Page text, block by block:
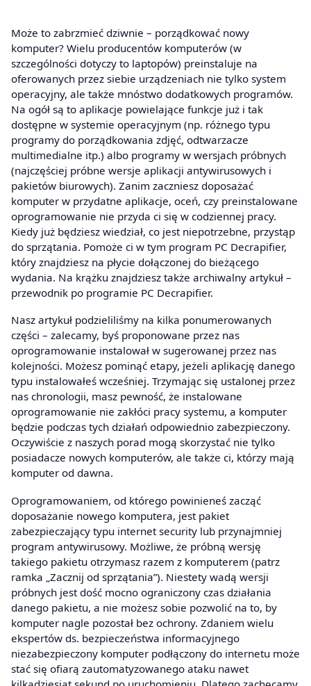
Może to zabrzmieć dziwnie – porządkować nowy
komputer? Wielu producentów komputerów (w
szczególności dotyczy to laptopów) preinstaluje na
oferowanych przez siebie urządzeniach nie tylko system
operacyjny, ale także mnóstwo dodatkowych programów.
Na ogół są to aplikacje powielające funkcje już i tak
dostępne w systemie operacyjnym (np. różnego typu
programy do porządkowania zdjęć, odtwarzacze
multimedialne itp.) albo programy w wersjach próbnych
(najczęściej próbne wersje aplikacji antywirusowych i
pakietów biurowych). Zanim zaczniesz doposażać
komputer w przydatne aplikacje, oceń, czy preinstalowane
oprogramowanie nie przyda ci się w codziennej pracy.
Kiedy już będziesz wiedział, co jest niepotrzebne, przystąp
do sprzątania. Pomoże ci w tym program PC Decrapifier,
który znajdziesz na płycie dołączonej do bieżącego
wydania. Na krążku znajdziesz także archiwalny artykuł –
przewodnik po programie PC Decrapifier.
Nasz artykuł podzieliliśmy na kilka ponumerowanych
części – zalecamy, byś proponowane przez nas
oprogramowanie instalował w sugerowanej przez nas
kolejności. Możesz pominąć etapy, jeżeli aplikację danego
typu instalowałeś wcześniej. Trzymając się ustalonej przez
nas chronologii, masz pewność, że instalowane
oprogramowanie nie zakłóci pracy systemu, a komputer
będzie podczas tych działań odpowiednio zabezpieczony.
Oczywiście z naszych porad mogą skorzystać nie tylko
posiadacze nowych komputerów, ale także ci, którzy mają
komputer od dawna.
Oprogramowaniem, od którego powinieneś zacząć
doposażanie nowego komputera, jest pakiet
zabezpieczający typu internet security lub przynajmniej
program antywirusowy. Możliwe, że próbną wersję
takiego pakietu otrzymasz razem z komputerem (patrz
ramka „Zacznij od sprzątania”). Niestety wadą wersji
próbnych jest dość mocno ograniczony czas działania
danego pakietu, a nie możesz sobie pozwolić na to, by
komputer nagle pozostał bez ochrony. Zdaniem wielu
ekspertów ds. bezpieczeństwa informacyjnego
niezabezpieczony komputer podłączony do internetu może
stać się ofiarą zautomatyzowanego ataku nawet